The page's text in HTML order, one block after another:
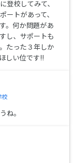
登校してみて、
ートがあって、
。何か問題があ
し、サポートも
たった３年しか
しい位です!!
校
ね。